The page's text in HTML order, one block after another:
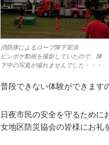
消防隊によるロープ降下実演
ピンボケ動画を撮影していたので、降
下中の写真が撮れませんでした・・・
普段できない体験ができます
日夜市民の安全を守るために
女地区防災協会の皆様にお礼